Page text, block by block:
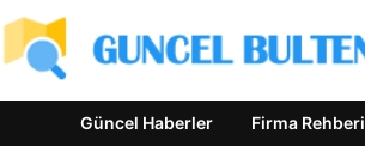
Güncel Haberler Firma Rehberi